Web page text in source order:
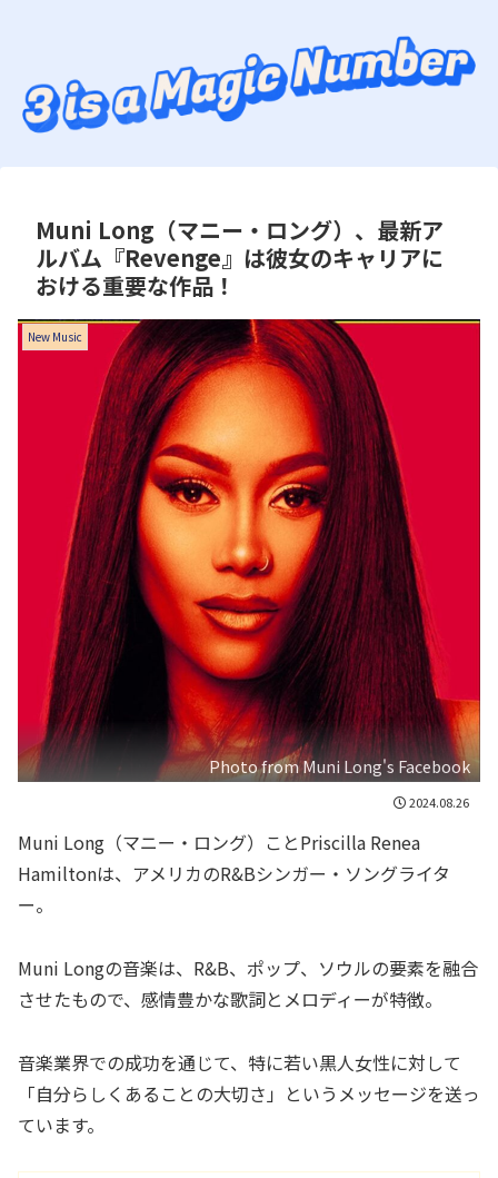
Muni Long（マニー・ロング）、最新ア
ルバム『Revenge』は彼女のキャリアに
おける重要な作品！
New Music
Photo from Muni Long's Facebook
2024.08.26
Muni Long（マニー・ロング）ことPriscilla Renea
Hamiltonは、アメリカのR&Bシンガー・ソングライタ
ー。
Muni Longの音楽は、R&B、ポップ、ソウルの要素を融合
させたもので、感情豊かな歌詞とメロディーが特徴。
音楽業界での成功を通じて、特に若い黒人女性に対して
「自分らしくあることの大切さ」というメッセージを送っ
ています。